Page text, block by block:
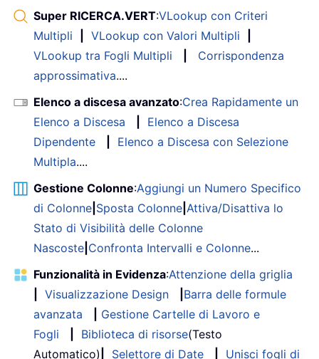
Super RICERCA.VERT:VLookup con Criteri
Multipli
VLookup con Valori Multipli
VLookup tra Fogli Multipli
Corrispondenza
approssimativa....
Elenco a discesa avanzato:Crea Rapidamente un
Elenco a Discesa
Elenco a Discesa
Dipendente
Elenco a Discesa con Selezione
Multipla....
Gestione Colonne:Aggiungi un Numero Specifico
di Colonne Sposta Colonne Attiva/Disattiva lo
Stato di Visibilità delle Colonne
Nascoste Confronta Intervalli e Colonne...
Funzionalità in Evidenza:Attenzione della griglia
Visualizzazione Design
Barra delle formule
avanzata
Gestione Cartelle di Lavoro e
Fogli
Biblioteca di risorse(Testo
Automatico)
Selettore di Date
Unisci fogli di